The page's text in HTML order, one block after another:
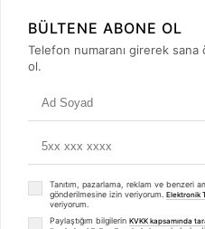
+90 (850)
BÜLTENE ABONE OL
Telefon numaranı girerek
ol.
Tanıtım, pazarlama, reklam ve benzeri
gönderilmesine izin veriyorum. Elektronik
veriyorum.
Paylaştığım bilgilerin KVKK kapsamında